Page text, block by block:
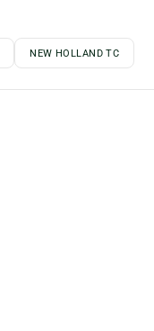
NEW HOLLAND TC